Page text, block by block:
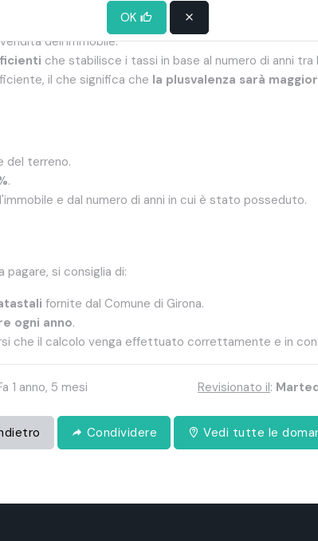
dell'immobile.
che stabilisce i tassi in base al numero di anni
il che significa che la plusvalenza sarà
del terreno.
.
e dal numero di anni in cui è stato posseduto.
pagare, si consiglia di:
fornite dal Comune di Girona.
ogni anno.
che il calcolo venga effettuato correttamente e in
1 anno, 5 mesi Revisionato il:
Condividere Vedi tutte le
OK